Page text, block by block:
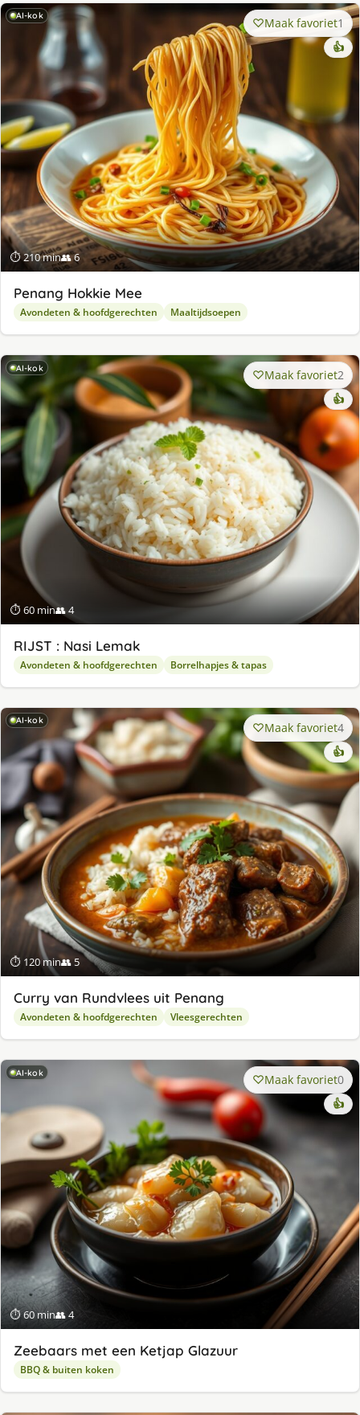
AI-kok
⏱ 210 min👥 6
Maak favoriet1
👍
Penang Hokkie Mee
Avondeten & hoofdgerechten Maaltijdsoepen
AI-kok
⏱ 60 min👥 4
Maak favoriet2
👍
RIJST : Nasi Lemak
Avondeten & hoofdgerechten Borrelhapjes & tapas
AI-kok
⏱ 120 min👥 5
Maak favoriet4
👍
Curry van Rundvlees uit Penang
Avondeten & hoofdgerechten Vleesgerechten
AI-kok
⏱ 60 min👥 4
Maak favoriet0
👍
Zeebaars met een Ketjap Glazuur
BBQ & buiten koken